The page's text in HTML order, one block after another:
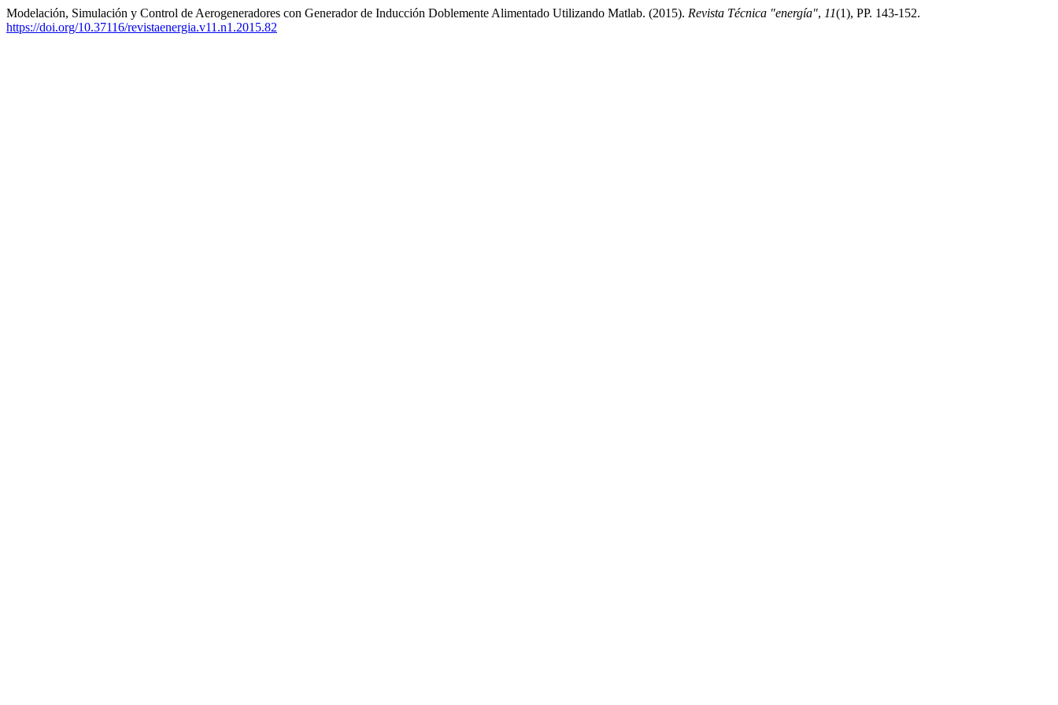
Modelación, Simulación y Control de Aerogeneradores con Generador de Inducción Doblemente Alimentado Utilizando Matlab. (2015). Revista Técnica "energía", 11(1), PP. 143-152.
https://doi.org/10.37116/revistaenergia.v11.n1.2015.82